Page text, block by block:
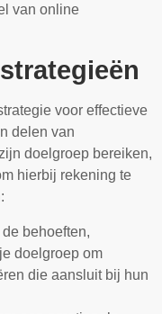
van online
voor effectieve
delen van
doelgroep bereiken,
hierbij rekening te
behoeften,
doelgroep om
die aansluit bij hun